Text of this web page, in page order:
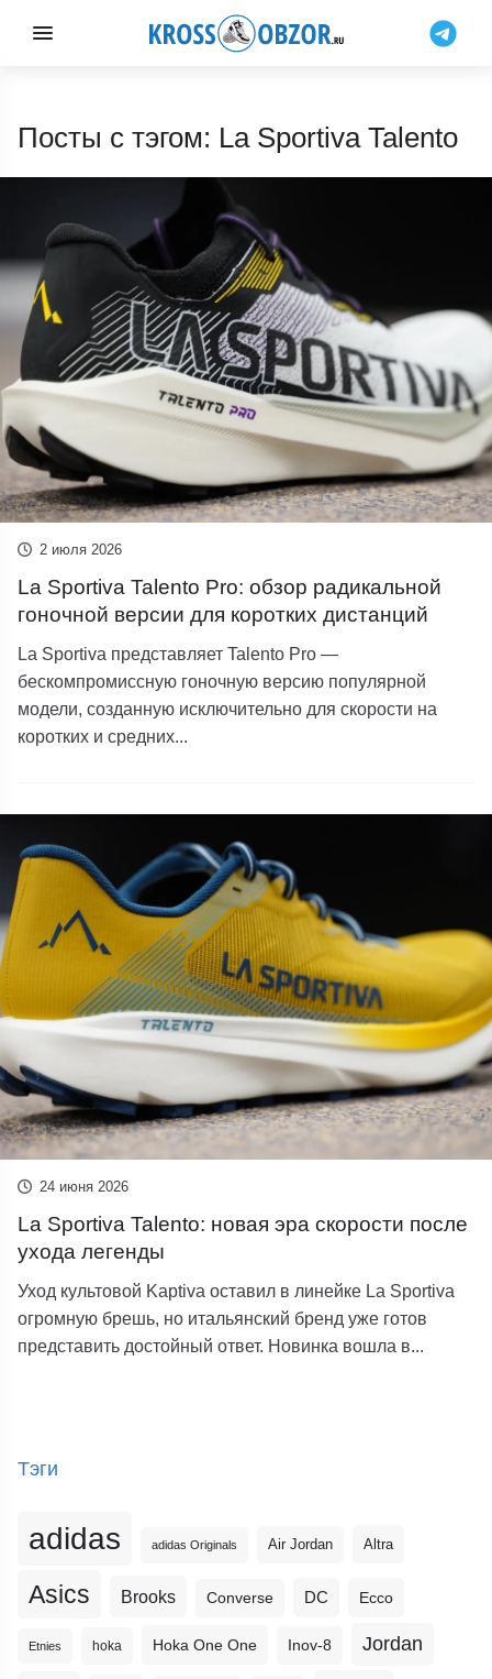
Посты с тэгом: La Sportiva Talento
2 июля 2026
La Sportiva Talento Pro: обзор радикальной
гоночной версии для коротких дистанций
La Sportiva представляет Talento Pro —
бескомпромиссную гоночную версию популярной
модели, созданную исключительно для скорости на
коротких и средних...
24 июня 2026
La Sportiva Talento: новая эра скорости после
ухода легенды
Уход культовой Kaptiva оставил в линейке La Sportiva
огромную брешь, но итальянский бренд уже готов
представить достойный ответ. Новинка вошла в...
Тэги
adidas adidas Originals Air Jordan Altra
Asics Brooks Converse DC Ecco
Etnies hoka Hoka One One Inov-8 Jordan